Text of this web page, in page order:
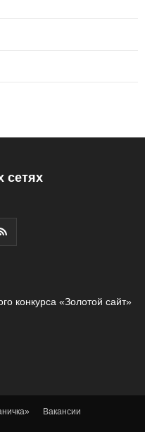
сетях
конкурса «Золотой сайт»
Вакансии